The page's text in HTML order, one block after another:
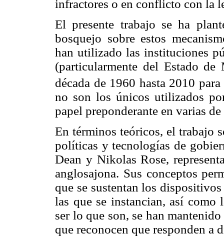
infractores o en conflicto con la
El presente trabajo se ha
bosquejo sobre estos
han utilizado las instituciones
(particularmente del Estado
década de 1960 hasta 2010
no son los únicos utilizados
papel preponderante en varias de
En términos teóricos, el trabajo
políticas y tecnologías de
Dean y Nikolas Rose,
anglosajona. Sus conceptos
que se sustentan los
las que se instancian, así como
ser lo que son, se han
que reconocen que responden